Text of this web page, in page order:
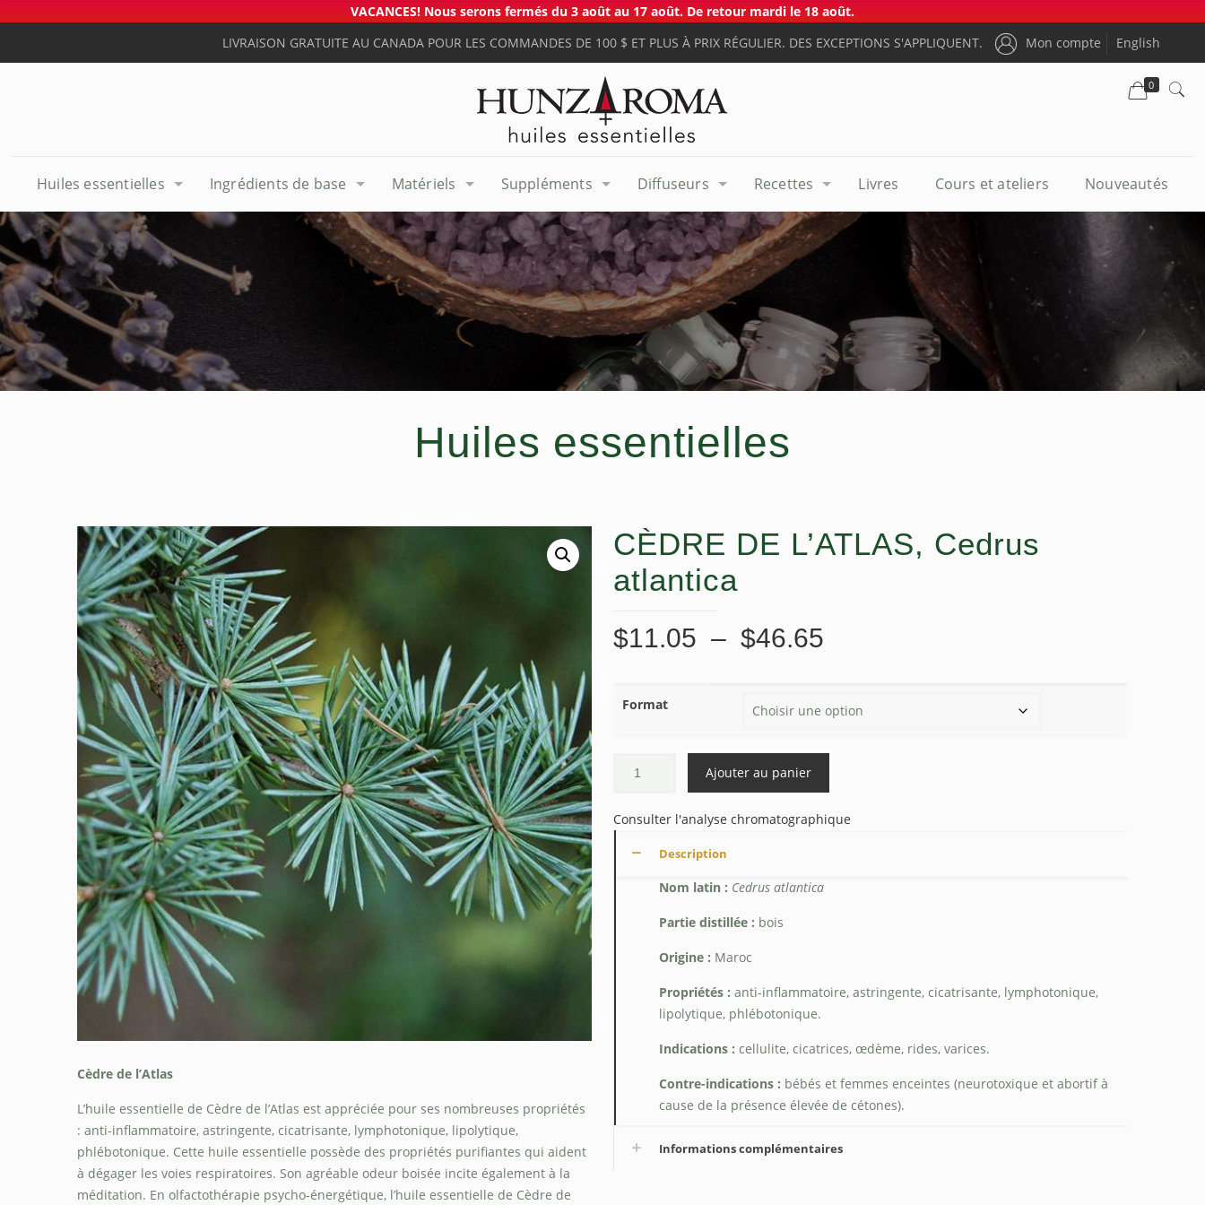
VACANCES! Nous serons fermés du 3 août au 17 août. De retour mardi le 18 août.
LIVRAISON GRATUITE AU CANADA POUR LES COMMANDES DE 100 $ ET PLUS À PRIX RÉGULIER. DES EXCEPTIONS S'APPLIQUENT.
Mon compte English
Huiles essentielles Ingrédients de base Matériels Suppléments Diffuseurs Recettes Livres Cours et ateliers Nouveautés
0
Huiles essentielles
Cèdre de l’Atlas
L’huile essentielle de Cèdre de l’Atlas est appréciée pour ses nombreuses propriétés
: anti-inflammatoire, astringente, cicatrisante, lymphotonique, lipolytique,
phlébotonique. Cette huile essentielle possède des propriétés purifiantes qui aident
à dégager les voies respiratoires. Son agréable odeur boisée incite également à la
méditation. En olfactothérapie psycho-énergétique, l’huile essentielle de Cèdre de
CÈDRE DE L’ATLAS, Cedrus
atlantica
$11.05 – $46.65Plage
$11.05
Format
Ajouter au panier
Consulter l'analyse chromatographique
Description
Nom latin : Cedrus atlantica
Partie distillée : bois
Origine : Maroc
Propriétés : anti-inflammatoire, astringente, cicatrisante, lymphotonique,
lipolytique, phlébotonique.
Indications : cellulite, cicatrices, œdème, rides, varices.
Contre-indications : bébés et femmes enceintes (neurotoxique et abortif à
cause de la présence élevée de cétones).
Informations complémentaires